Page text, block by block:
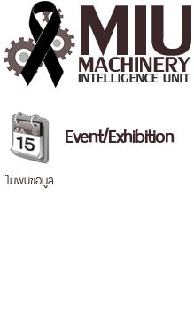
Event/Exhibition
ไม่พบข้อมูล